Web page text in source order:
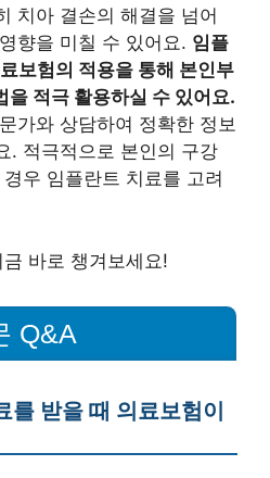
치아 결손의 해결을 넘어
향을 미칠 수 있어요. 임플
보험의 적용을 통해 본인부
을 적극 활용하실 수 있어요.
가와 상담하여 정확한 정보
. 적극적으로 본인의 구강
우 임플란트 치료를 고려
바로 챙겨보세요!
Q&A
를 받을 때 의료보험이